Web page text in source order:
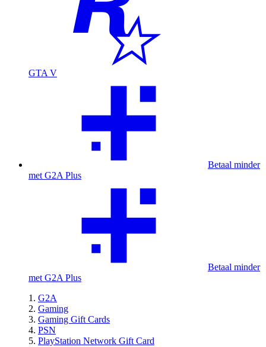
GTA V
Betaal minder
met G2A Plus
Betaal minder
met G2A Plus
G2A
Gaming
Gaming Gift Cards
PSN
PlayStation Network Gift Card